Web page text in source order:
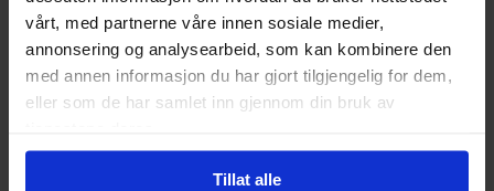
vårt, med partnerne våre innen sosiale medier,
annonsering og analysearbeid, som kan kombinere den
med annen informasjon du har gjort tilgjengelig for dem,
eller som de har samlet inn gjennom din bruk av
Tillat alle
24900
124,10 Medlem
Ikke på nettlager
14900
134,10
Medlem
Ikke på nettlager